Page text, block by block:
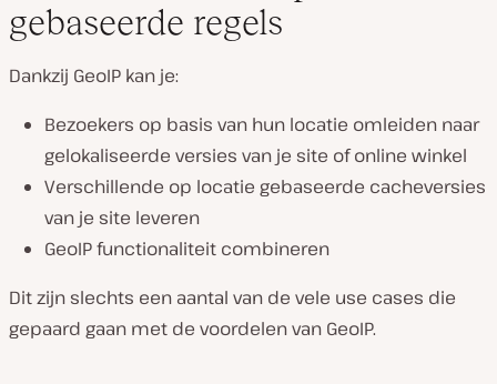
gebaseerde regels
Dankzij GeoIP kan je:
Bezoekers op basis van hun locatie omleiden naar
gelokaliseerde versies van je site of online winkel
Verschillende op locatie gebaseerde cacheversies
van je site leveren
GeoIP functionaliteit combineren
Dit zijn slechts een aantal van de vele use cases die
gepaard gaan met de voordelen van GeoIP.